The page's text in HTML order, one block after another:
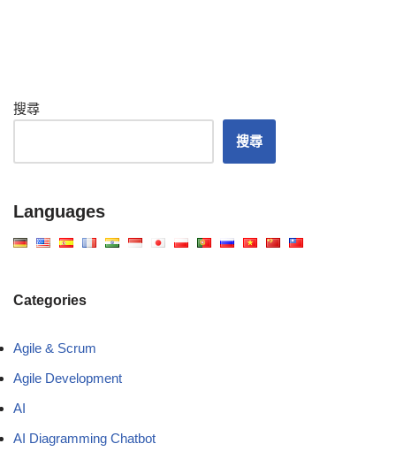
搜尋
搜尋
Languages
Categories
Agile & Scrum
Agile Development
AI
AI Diagramming Chatbot